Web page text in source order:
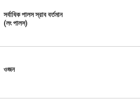
সর্বাধিক পালস স্রাব বর্তমান
(লং পালস)
ওজন